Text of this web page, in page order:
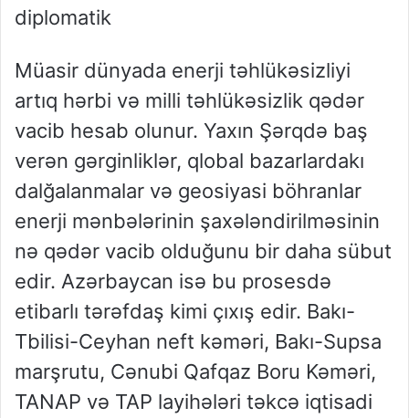
diplomatik
Müasir dünyada enerji təhlükəsizliyi
artıq hərbi və milli təhlükəsizlik qədər
vacib hesab olunur. Yaxın Şərqdə baş
verən gərginliklər, qlobal bazarlardakı
dalğalanmalar və geosiyasi böhranlar
enerji mənbələrinin şaxələndirilməsinin
nə qədər vacib olduğunu bir daha sübut
edir. Azərbaycan isə bu prosesdə
etibarlı tərəfdaş kimi çıxış edir. Bakı-
Tbilisi-Ceyhan neft kəməri, Bakı-Supsa
marşrutu, Cənubi Qafqaz Boru Kəməri,
TANAP və TAP layihələri təkcə iqtisadi